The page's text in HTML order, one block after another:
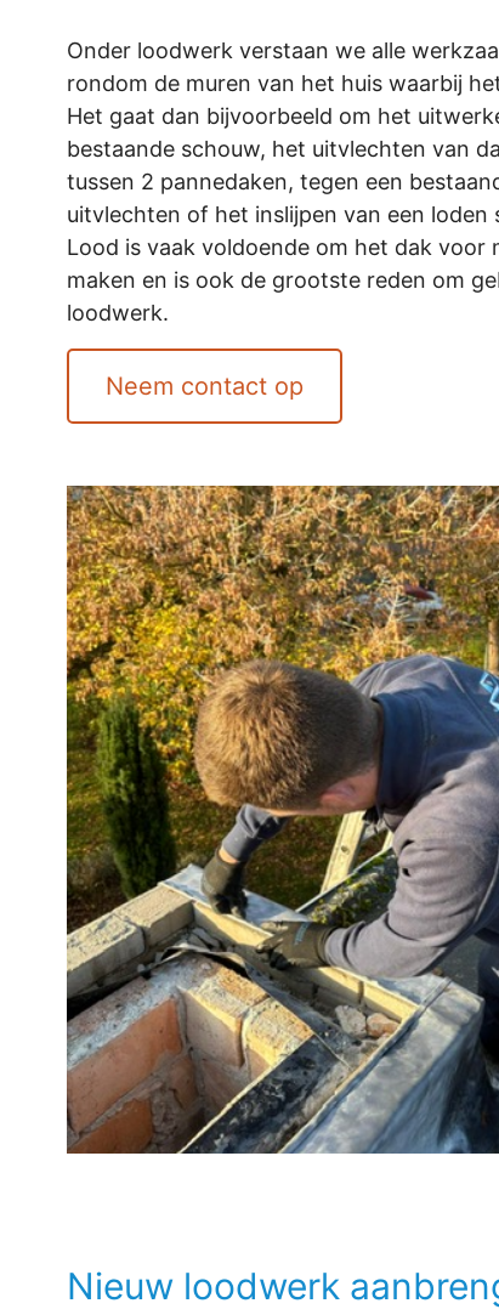
Onder loodwerk verstaan we alle
rondom de muren van het huis waarbij
Het gaat dan bijvoorbeeld om het
bestaande schouw, het uitvlechten van
tussen 2 pannedaken, tegen een
uitvlechten of het inslijpen van een loden
Lood is vaak voldoende om het dak
maken en is ook de grootste reden om
loodwerk.
Neem contact op
Nieuw loodwerk